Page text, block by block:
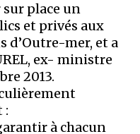
place un
et privés aux
d’Outre-mer, et a
ex- ministre
2013.
:
à chacun